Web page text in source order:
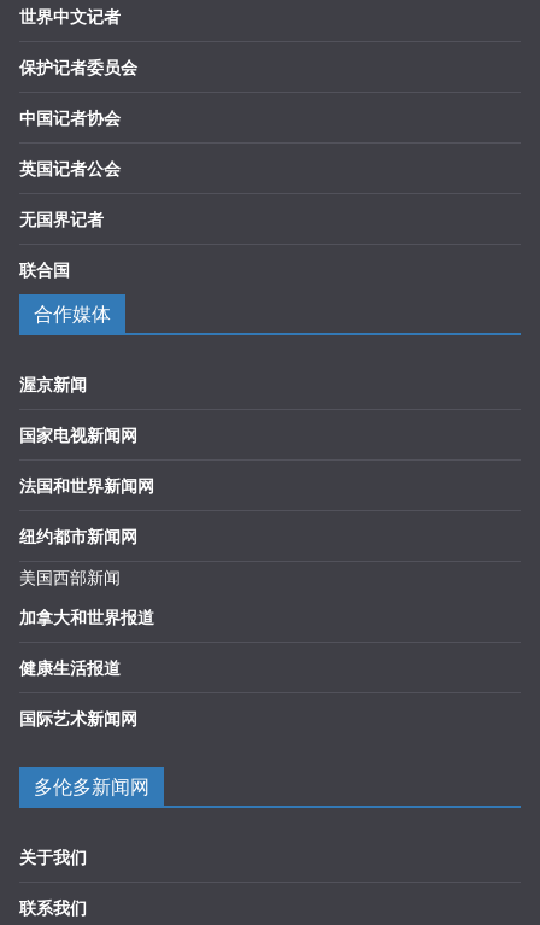
世界中文记者
保护记者委员会
中国记者协会
英国记者公会
无国界记者
联合国
合作媒体
渥京新闻
国家电视新闻网
法国和世界新闻网
纽约都市新闻网
美国西部新闻
加拿大和世界报道
健康生活报道
国际艺术新闻网
多伦多新闻网
关于我们
联系我们